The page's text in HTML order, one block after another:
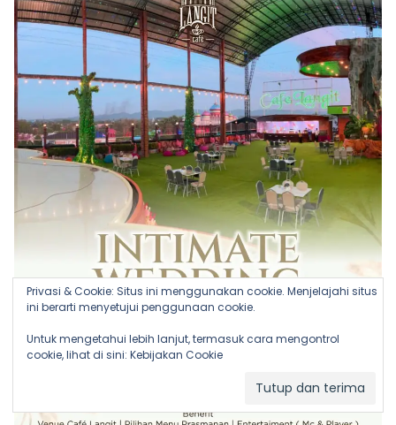
Privasi & Cookie: Situs ini menggunakan cookie. Menjelajahi situs
ini berarti menyetujui penggunaan cookie.
Untuk mengetahui lebih lanjut, termasuk cara mengontrol
cookie, lihat di sini: Kebijakan Cookie